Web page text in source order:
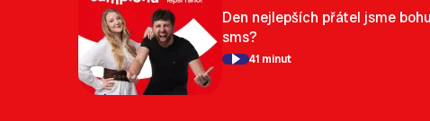
Den nejlepších přátel jsme
sms?
41 minut